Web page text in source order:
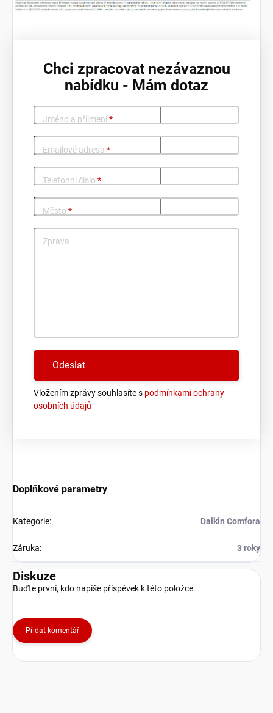
Chci zpracovat nezávaznou
nabídku - Mám dotaz
Jméno a příjmení*
Emailové adresa *
Telefonní číslo *
Město *
Zpráva
Vložením zprávy souhlasíte s podmínkami ochrany
osobních údajů
Doplňkové parametry
Kategorie: Daikin Comfora
Záruka: 3 roky
Diskuze
Buďte první, kdo napíše příspěvek k této položce.
Přidat komentář